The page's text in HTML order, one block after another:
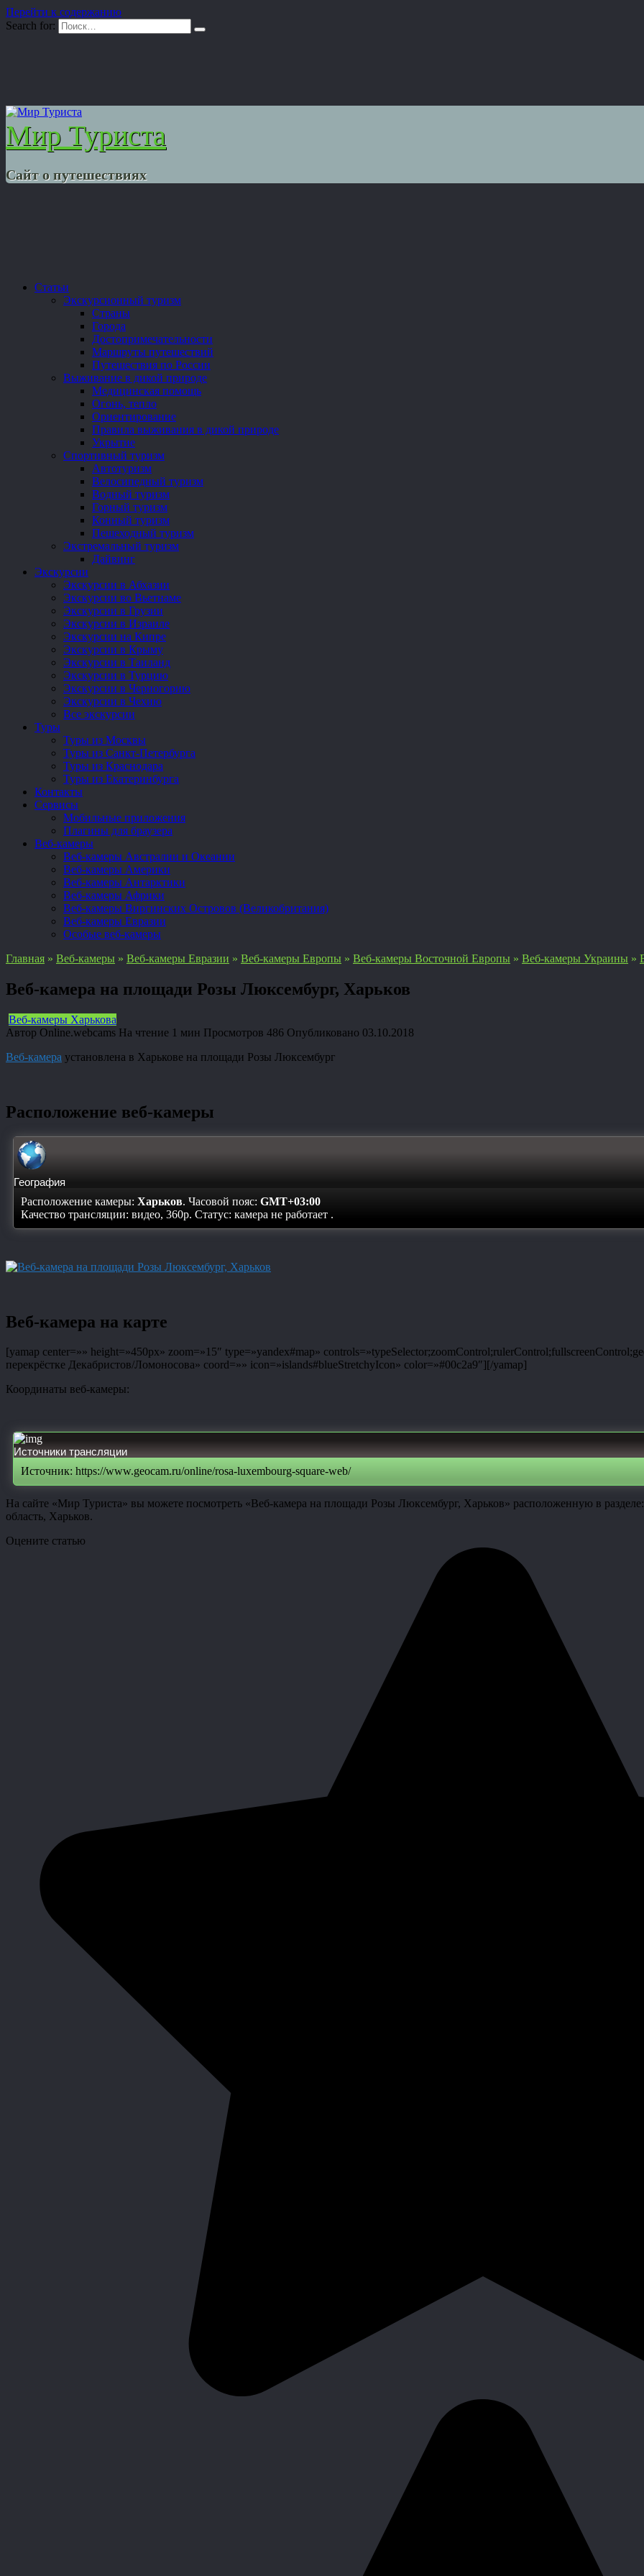
Перейти к содержанию
Search for:
Мир Туриста
Сайт о путешествиях
Статьи
Экскурсионный туризм
Страны
Города
Достопримечательности
Маршруты путешествий
Путешествия по России
Выживание в дикой природе
Медицинская помощь
Огонь, тепло
Ориентирование
Правила выживания в дикой природе
Укрытие
Спортивный туризм
Автотуризм
Велосипедный туризм
Водный туризм
Горный туризм
Конный туризм
Пешеходный туризм
Экстремальный туризм
Дайвинг
Экскурсии
Экскурсии в Абхазии
Экскурсии во Вьетнаме
Экскурсии в Грузии
Экскурсии в Израиле
Экскурсии на Кипре
Экскурсии в Крыму
Экскурсии в Таиланд
Экскурсии в Турцию
Экскурсии в Черногорию
Экскурсии в Чехию
Все экскурсии
Туры
Туры из Москвы
Туры из Санкт-Петербурга
Туры из Краснодара
Туры из Екатеринбурга
Контакты
Сервисы
Мобильные приложения
Плагины для браузера
Веб-камеры
Веб-камеры Австралии и Океании
Веб-камеры Америки
Веб-камеры Антарктики
Веб-камеры Африки
Веб-камеры Виргинских Островов (Великобритания)
Веб-камеры Евразии
Особые веб-камеры
Главная » Веб-камеры » Веб-камеры Евразии » Веб-камеры Европы » Веб-камеры Восточной Европы » Веб-камеры Украины »
Веб-камера на площади Розы Люксембург, Харьков
Веб-камеры Харькова
Автор Online.webcams На чтение 1 мин Просмотров 486 Опубликовано 03.10.2018
Веб-камера установлена в Харькове на площади Розы Люксембург
Расположение веб-камеры
География
Расположение камеры: Харьков. Часовой пояс: GMT+03:00
Качество трансляции: видео, 360p. Статус: камера не работает .
Веб-камера на карте
[yamap center=»» height=»450px» zoom=»15″ type=»yandex#map»
перекрёстке Декабристов/Ломоносова» coord=»» icon=»islands#blueStretchyIcon» color=»#00c2a9″][/yamap]
Координаты веб-камеры:
Источники трансляции
Источник: https://www.geocam.ru/online/rosa-luxembourg-square-web/
На сайте «Мир Туриста» вы можете посмотреть «Веб-камера на площади Розы Люксембург, Харьков» расположенную в
область, Харьков.
Оцените статью